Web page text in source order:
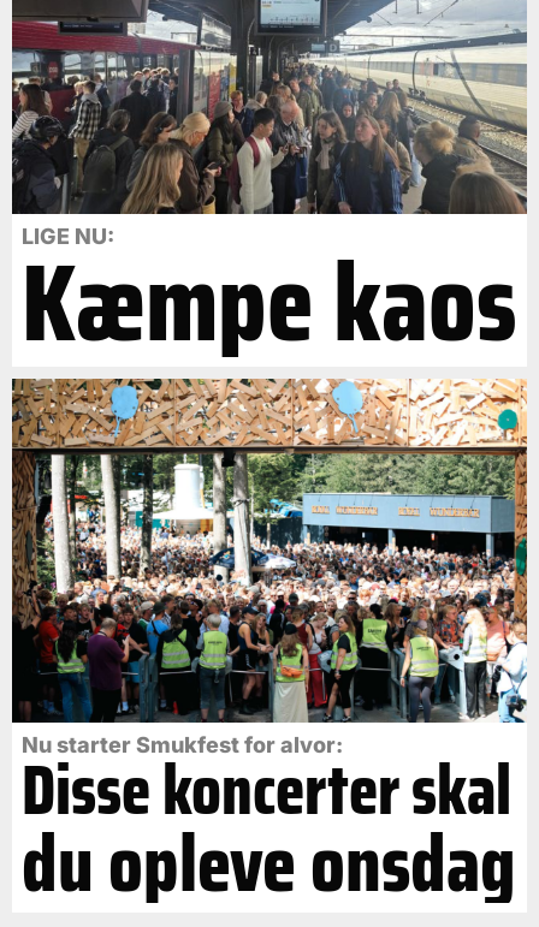
LIGE NU:
Kæmpe kaos
Nu starter Smukfest for alvor:
Disse koncerter skal
du opleve onsdag